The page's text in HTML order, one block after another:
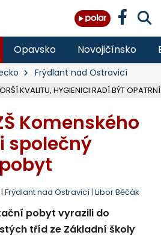
Opavsko Novojičínsko
Frýdlant nad Ostravicí
KVALITU, HYGIENICI RADÍ BÝT OPATRNÍ
100 000 ZA CHYBY V ZAKÁZCE NA
Komenského
společný
Frýdlant nad Ostravicí | Libor Běčák
pobyt vyrazili do
tříd ze Základní školy